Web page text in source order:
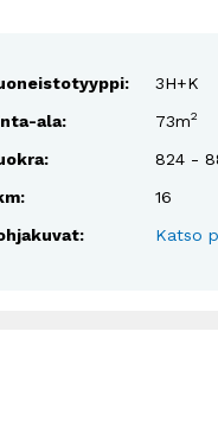
3H+K
ala:
73m2
824 -
16
Katso